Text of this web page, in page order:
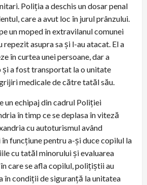
Poliția a deschis un dosar penal
care a avut loc în jurul prânzului.
un moped în extravilanul comunei
repezit asupra sa și l-au atacat. El a
în curtea unei persoane, dar a
a fost transportat la o unitate
medicale de către tatăl său.
un echipaj din cadrul Poliției
în timp ce se deplasa în viteză
cu autoturismul având
în funcțiune pentru a-și duce copilul la
cu tatăl minorului și evaluarea
care se afla copilul, polițiștii au
în condiții de siguranță la unitatea